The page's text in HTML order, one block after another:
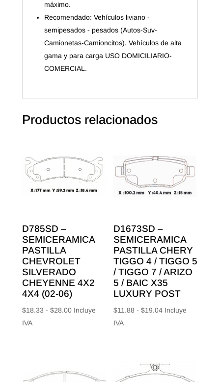
máximo.
Recomendado: Vehículos liviano -
semipesados - pesados (Autos-Suv-
Camionetas-Camioncitos). Vehículos de alta
gama y para carga USO DOMICILIARIO-
COMERCIAL.
Productos relacionados
D785SD –
SEMICERAMICA
PASTILLA
CHEVROLET
SILVERADO
CHEYENNE 4X2
4X4 (02-06)
$18.33 - $28.00Rango
hasta
Incluye
IVA
D1673SD –
SEMICERAMICA
PASTILLA CHERY
TIGGO 4 / TIGGO 5
/ TIGGO 7 / ARIZO
5 / BAIC X35
LUXURY POST
$11.88 - $19.04Rango
hasta
Incluye
IVA